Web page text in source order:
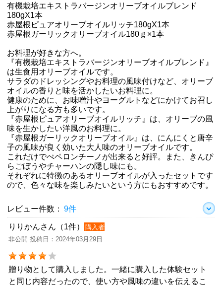
有機栽培エキストラバージンオリーブオイルブレンド
180gX1本
赤屋根ピュアオリーブオイルリッチ180gX1本
赤屋根ガーリックオリーブオイル180ｇ×1本
お料理が好きな方へ。
『有機栽培エキストラバージンオリーブオイルブレンド』
は生食用オリーブオイルです。
サラダのドレッシングやお料理の風味付けなど、オリーブ
オイルの香りと味を活かしたいお料理に。
健康のために、お味噌汁やヨーグルトなどにかけてお召し
上がりになる方も多いです。
『赤屋根ピュアオリーブオイルリッチ』は、オリーブの風
味を生かしたい洋風のお料理に。
『赤屋根ガーリックオリーブオイル』は、にんにくと唐辛
子の風味が良く効いた大人味のオリーブオイルです。
これだけでぺペロンチーノが出来ると好評。また、きんぴ
らごぼうやチャーハンの隠し味にも。
それぞれに特徴のあるオリーブオイルが入ったセットです
ので、色々な味を楽しみたいという方にもおすすめです。
レビュー件数： 9件
りりかんさん（1件）
購入者
非公開 投稿日：2024年03月29日
贈り物として購入しました。一緒に購入した体験セット
と同じ内容だったので、使い方や風味の違いを伝えるこ